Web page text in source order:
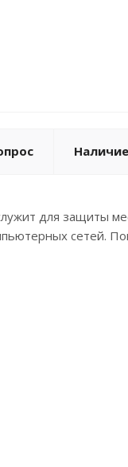
Наличие
для защиты
сетей.